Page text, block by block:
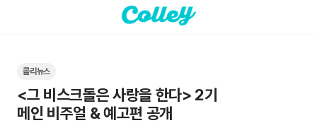
콜리뉴스
<그 비스크돌은 사랑을 한다> 2기
메인 비주얼 & 예고편 공개